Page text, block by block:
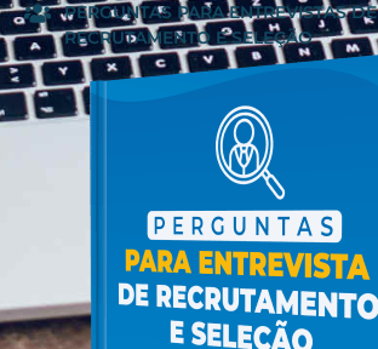
PERGUNTAS PARA ENTREVISTAS DE
RECRUTAMENTO E SELEÇÃO